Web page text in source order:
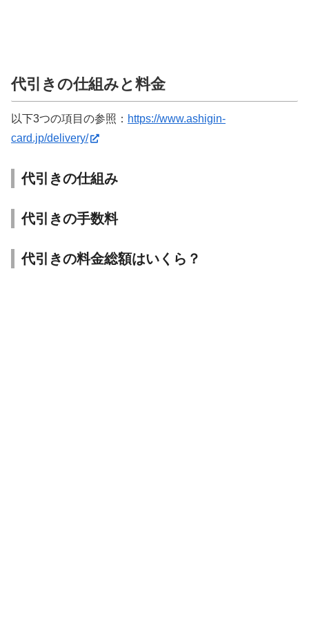
代引きの仕組みと料金
以下3つの項目の参照： https://www.ashigin-
card.jp/delivery/
代引きの仕組み
代引きの手数料
代引きの料金総額はいくら？